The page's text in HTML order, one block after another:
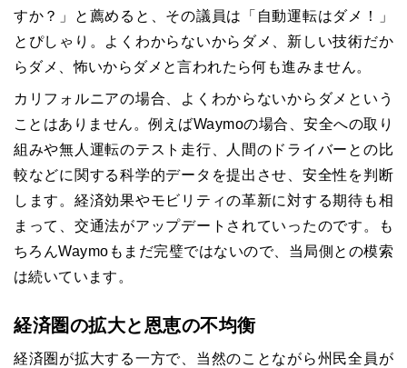
すか？」と薦めると、その議員は「自動運転はダメ！」
とぴしゃり。よくわからないからダメ、新しい技術だか
らダメ、怖いからダメと言われたら何も進みません。
カリフォルニアの場合、よくわからないからダメという
ことはありません。例えばWaymoの場合、安全への取り
組みや無人運転のテスト走行、人間のドライバーとの比
較などに関する科学的データを提出させ、安全性を判断
します。経済効果やモビリティの革新に対する期待も相
まって、交通法がアップデートされていったのです。も
ちろんWaymoもまだ完璧ではないので、当局側との模索
は続いています。
経済圏の拡大と恩恵の不均衡
経済圏が拡大する一方で、当然のことながら州民全員が